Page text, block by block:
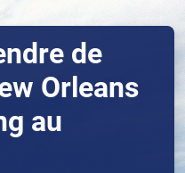
de
Orleans
au